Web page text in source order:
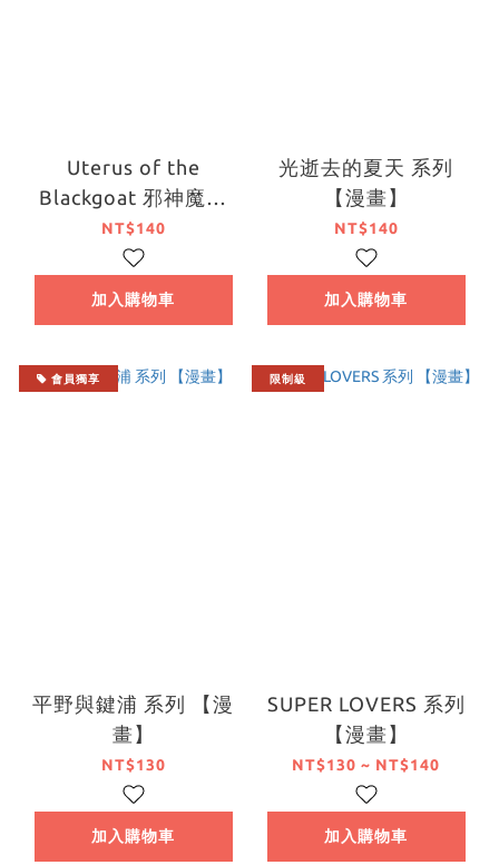
Uterus of the
Blackgoat 邪神魔女
(1)
NT$140
加入購物車
光逝去的夏天 系列
【漫畫】
NT$140
加入購物車
會員獨享
平野與鍵浦 系列 【漫
畫】
NT$130
加入購物車
限制級
SUPER LOVERS 系列
【漫畫】
NT$130 ~ NT$140
加入購物車